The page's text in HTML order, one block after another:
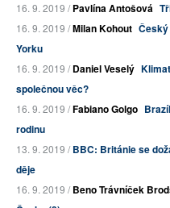
16. 9. 2019 /Pavlína Antošová
16. 9. 2019 /Milan Kohout
Yorku
16. 9. 2019 /Daniel Veselý
společnou věc?
16. 9. 2019 /Fabiano Golgo
rodinu
13. 9. 2019 /BBC: Británie se
děje
16. 9. 2019 /Beno Trávníček